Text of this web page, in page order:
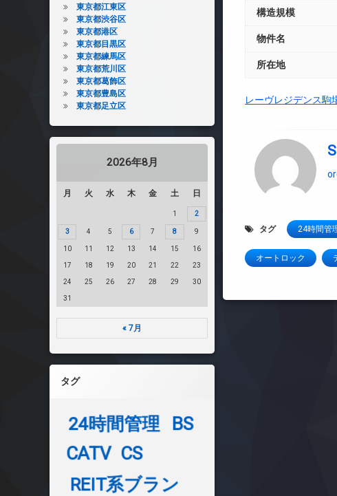
構造規模
物件名
所在地
レーヴレジデンス駒
タグ 24時間管
オートロック
東京都江東区
東京都渋谷区
東京都港区
東京都目黒区
東京都練馬区
東京都荒川区
東京都葛飾区
東京都豊島区
東京都足立区
2026年8月
月 火 水 木 金 土 日
1 2
3 4 5 6 7 8 9
10 11 12 13 14 15 16
17 18 19 20 21 22 23
24 25 26 27 28 29 30
31
« 7月
タグ
24時間管理
BS
CATV CS
REIT系ブラン